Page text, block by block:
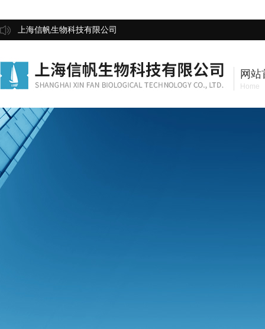
上海信帆生物科技有限公司
网站
Home